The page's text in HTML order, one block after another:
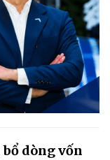
bổ dòng vốn